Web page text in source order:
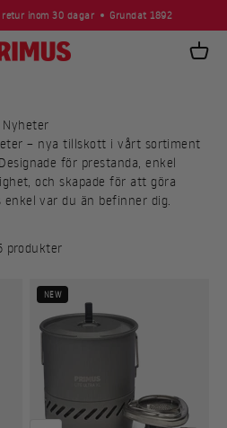
retur inom 30 dagar Grundat 1892
Nyheter
– nya tillskott i vårt sortiment
för prestanda, enkel
och skapade för att göra
var du än befinner dig.
produkter
NEW